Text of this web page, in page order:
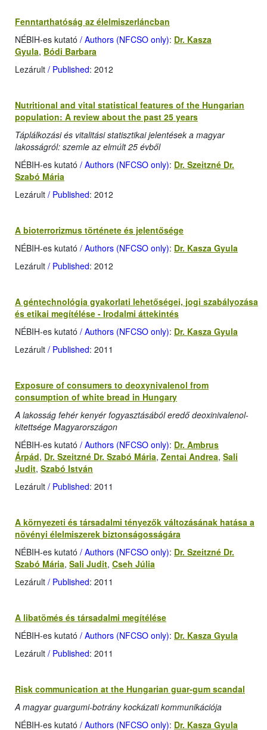
Fenntarthatóság az élelmiszerláncban
NÉBIH-es kutató / Authors (NFCSO only): Dr. Kasza
Gyula, Bódi Barbara
Lezárult / Published: 2012
Nutritional and vital statistical features of the Hungarian
population: A review about the past 25 years
Táplálkozási és vitalitási statisztikai jelentések a magyar
lakosságról: szemle az elmúlt 25 évből
NÉBIH-es kutató / Authors (NFCSO only): Dr. Szeitzné Dr.
Szabó Mária
Lezárult / Published: 2012
A bioterrorizmus története és jelentősége
NÉBIH-es kutató / Authors (NFCSO only): Dr. Kasza Gyula
Lezárult / Published: 2012
A géntechnológia gyakorlati lehetőségei, jogi szabályozása
és etikai megítélése - Irodalmi áttekintés
NÉBIH-es kutató / Authors (NFCSO only): Dr. Kasza Gyula
Lezárult / Published: 2011
Exposure of consumers to deoxynivalenol from
consumption of white bread in Hungary
A lakosság fehér kenyér fogyasztásából eredő deoxinivalenol-
kitettsége Magyarországon
NÉBIH-es kutató / Authors (NFCSO only): Dr. Ambrus
Árpád, Dr. Szeitzné Dr. Szabó Mária, Zentai Andrea, Sali
Judit, Szabó István
Lezárult / Published: 2011
A környezeti és társadalmi tényezők változásának hatása a
növényi élelmiszerek biztonságosságára
NÉBIH-es kutató / Authors (NFCSO only): Dr. Szeitzné Dr.
Szabó Mária, Sali Judit, Cseh Júlia
Lezárult / Published: 2011
A libatömés és társadalmi megítélése
NÉBIH-es kutató / Authors (NFCSO only): Dr. Kasza Gyula
Lezárult / Published: 2011
Risk communication at the Hungarian guar-gum scandal
A magyar guargumi-botrány kockázati kommunikációja
NÉBIH-es kutató / Authors (NFCSO only): Dr. Kasza Gyula